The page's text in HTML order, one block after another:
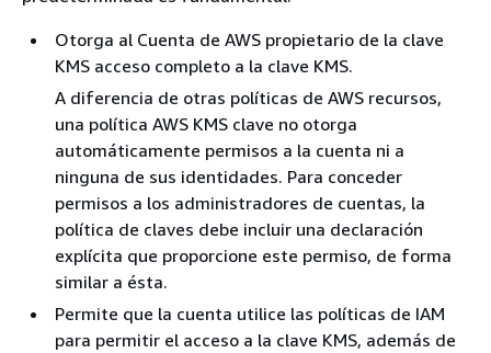
Otorga al Cuenta de AWS propietario de la clave
KMS acceso completo a la clave KMS.
A diferencia de otras políticas de AWS recursos,
una política AWS KMS clave no otorga
automáticamente permisos a la cuenta ni a
ninguna de sus identidades. Para conceder
permisos a los administradores de cuentas, la
política de claves debe incluir una declaración
explícita que proporcione este permiso, de forma
similar a ésta.
Permite que la cuenta utilice las políticas de IAM
para permitir el acceso a la clave KMS, además de